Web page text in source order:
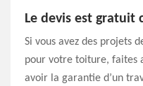
Le devis est gratuit
Si vous avez des projets
pour votre toiture, faites
avoir la garantie d’un